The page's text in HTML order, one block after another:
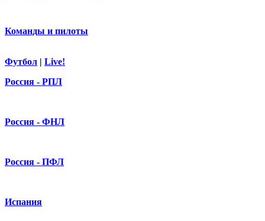
Команды и пилоты
Футбол | Live!
Россия - РПЛ
Россия - ФНЛ
Россия - ПФЛ
Испания